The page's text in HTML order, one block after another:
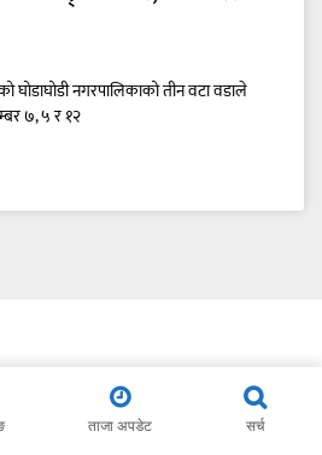
घोडाघोडी नगरपालिकाको तीन वटा वडाले
७, ५ र १२
ताजा अपडेट सर्च